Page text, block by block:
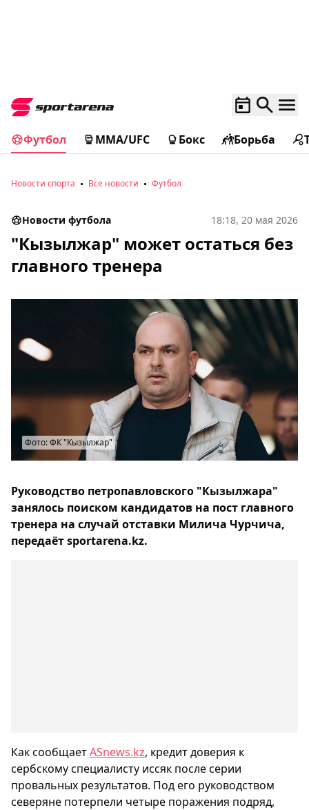
Футбол MMA/UFC Бокс Борьба
Новости спорта Все новости Футбол
Новости футбола 18:18, 20 мая 2026
"Кызылжар" может остаться без
главного тренера
Фото: ФК "Кызылжар"
Руководство петропавловского "Кызылжара"
занялось поиском кандидатов на пост главного
тренера на случай отставки Милича Чурчича,
передаёт sportarena.kz.
Как сообщаетASnews.kz, кредит доверия к
сербскому специалисту иссяк после серии
провальных результатов. Под его руководством
северяне потерпели четыре поражения подряд,